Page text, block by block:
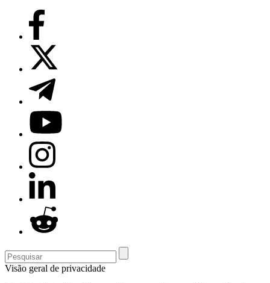
Visão geral de privacidade